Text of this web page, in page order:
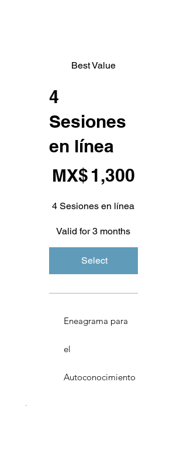
Best Value
4
Sesiones
en línea
MX$1,300
4 Sesiones en línea
Valid for 3 months
Select
Eneagrama para
el
Autoconocimiento